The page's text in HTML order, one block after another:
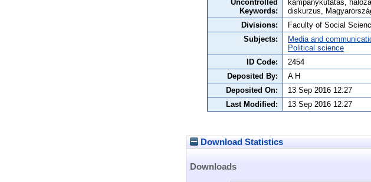
Uncontrolled
Keywords:
kampánykutatás,
diskurzus,
Divisions:
Faculty of Social
Subjects:
Media and
Political science
ID Code:
2454
Deposited By:
A H
Deposited On:
13 Sep 2016 12:27
Last Modified:
13 Sep 2016 12:27
Download Statistics
Downloads